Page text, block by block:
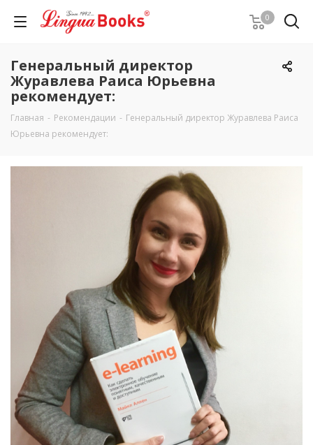
0
Генеральный директор
Журавлева Раиса Юрьевна
рекомендует:
Главная - Рекомендации - Генеральный директор Журавлева Раиса
Юрьевна рекомендует: